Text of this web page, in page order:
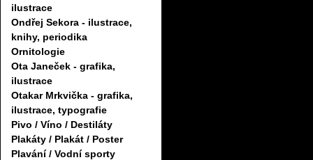
ilustrace
Ondřej Sekora - ilustrace,
knihy, periodika
Ornitologie
Ota Janeček - grafika,
ilustrace
Otakar Mrkvička - grafika,
ilustrace, typografie
Pivo / Víno / Destiláty
Plakáty / Plakát / Poster
Plavání / Vodní sporty